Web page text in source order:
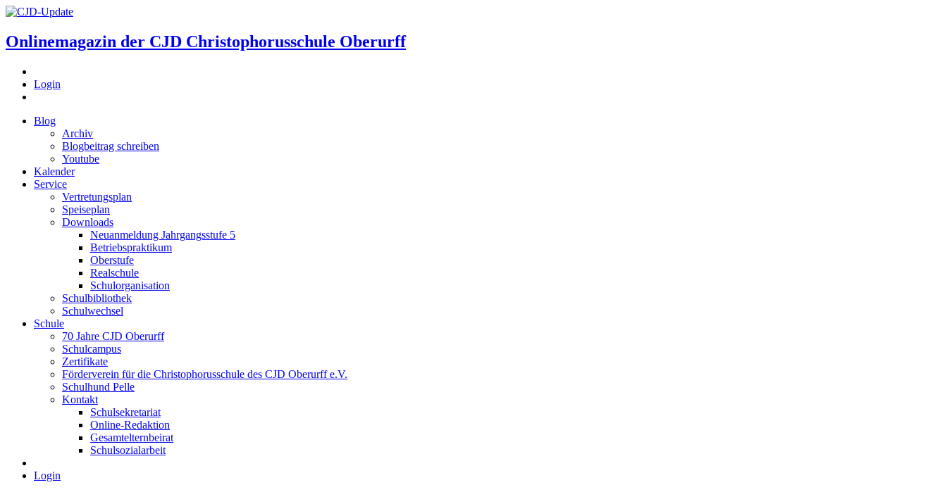
Onlinemagazin der CJD Christophorusschule Oberurff
Login
Blog
Archiv
Blogbeitrag schreiben
Youtube
Kalender
Service
Vertretungsplan
Speiseplan
Downloads
Neuanmeldung Jahrgangsstufe 5
Betriebspraktikum
Oberstufe
Realschule
Schulorganisation
Schulbibliothek
Schulwechsel
Schule
70 Jahre CJD Oberurff
Schulcampus
Zertifikate
Förderverein für die Christophorusschule des CJD Oberurff e.V.
Schulhund Pelle
Kontakt
Schulsekretariat
Online-Redaktion
Gesamtelternbeirat
Schulsozialarbeit
Login